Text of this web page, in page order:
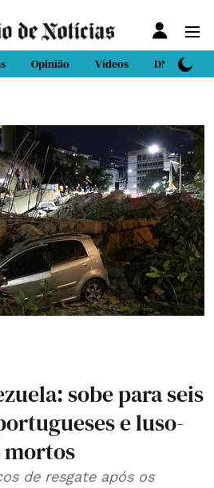
Opinião Vídeos DN Sport
sobe para seis
e luso-
mortos
de resgate após os